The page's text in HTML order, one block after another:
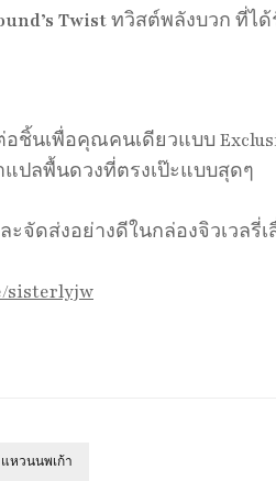
Twistทวิสต์พลังบวก ที่ไ
ชิ้นเพื่อคุณคนเดียวแบบ
ปลพื้นดวงที่ตรงเป๊ะแบบสุดๆ
จัดส่งอย่างดีในกล่องจิวเวล
sisterlyjw
แหวนนพเก้า